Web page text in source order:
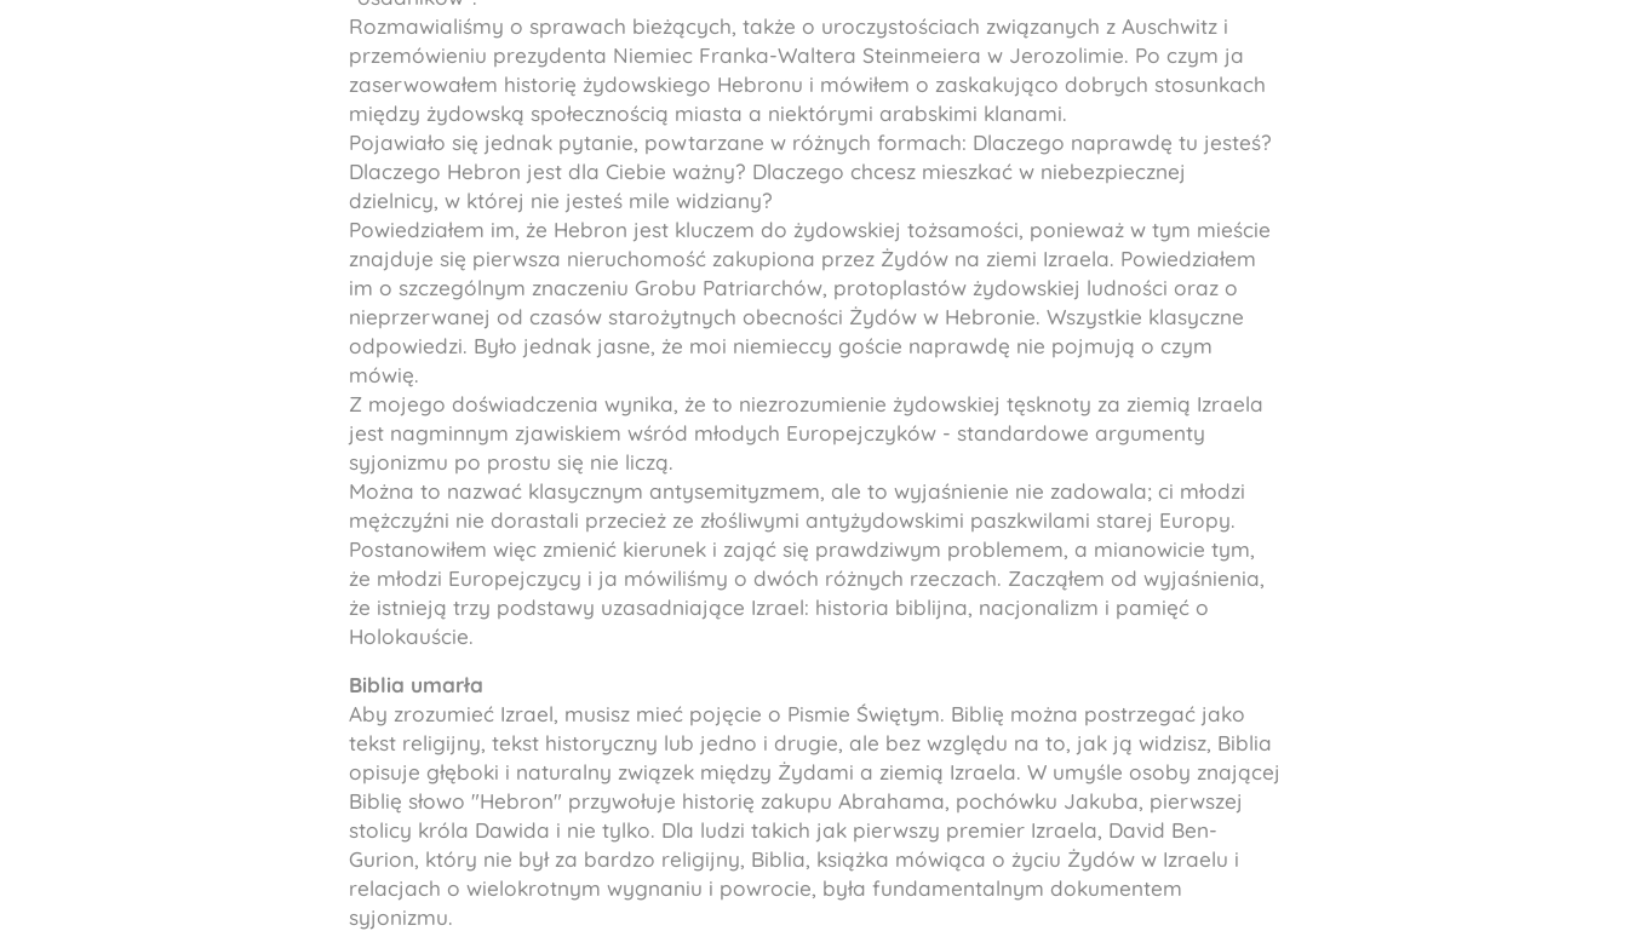
Rozmawialiśmy o sprawach bieżących, także o uroczystościach związanych z Auschwitz i
przemówieniu prezydenta Niemiec Franka-Waltera Steinmeiera w Jerozolimie. Po czym ja
zaserwowałem historię żydowskiego Hebronu i mówiłem o zaskakująco dobrych stosunkach
między żydowską społecznością miasta a niektórymi arabskimi klanami.
Pojawiało się jednak pytanie, powtarzane w różnych formach: Dlaczego naprawdę tu jesteś?
Dlaczego Hebron jest dla Ciebie ważny? Dlaczego chcesz mieszkać w niebezpiecznej
dzielnicy, w której nie jesteś mile widziany?
Powiedziałem im, że Hebron jest kluczem do żydowskiej tożsamości, ponieważ w tym mieście
znajduje się pierwsza nieruchomość zakupiona przez Żydów na ziemi Izraela. Powiedziałem
im o szczególnym znaczeniu Grobu Patriarchów, protoplastów żydowskiej ludności oraz o
nieprzerwanej od czasów starożytnych obecności Żydów w Hebronie. Wszystkie klasyczne
odpowiedzi. Było jednak jasne, że moi niemieccy goście naprawdę nie pojmują o czym
mówię.
Z mojego doświadczenia wynika, że to niezrozumienie żydowskiej tęsknoty za ziemią Izraela
jest nagminnym zjawiskiem wśród młodych Europejczyków - standardowe argumenty
syjonizmu po prostu się nie liczą.
Można to nazwać klasycznym antysemityzmem, ale to wyjaśnienie nie zadowala; ci młodzi
mężczyźni nie dorastali przecież ze złośliwymi antyżydowskimi paszkwilami starej Europy.
Postanowiłem więc zmienić kierunek i zająć się prawdziwym problemem, a mianowicie tym,
że młodzi Europejczycy i ja mówiliśmy o dwóch różnych rzeczach. Zacząłem od wyjaśnienia,
że istnieją trzy podstawy uzasadniające Izrael: historia biblijna, nacjonalizm i pamięć o
Holokauście.
Biblia umarła
Aby zrozumieć Izrael, musisz mieć pojęcie o Pismie Świętym. Biblię można postrzegać jako
tekst religijny, tekst historyczny lub jedno i drugie, ale bez względu na to, jak ją widzisz, Biblia
opisuje głęboki i naturalny związek między Żydami a ziemią Izraela. W umyśle osoby znającej
Biblię słowo "Hebron" przywołuje historię zakupu Abrahama, pochówku Jakuba, pierwszej
stolicy króla Dawida i nie tylko. Dla ludzi takich jak pierwszy premier Izraela, David Ben-
Gurion, który nie był za bardzo religijny, Biblia, książka mówiąca o życiu Żydów w Izraelu i
relacjach o wielokrotnym wygnaniu i powrocie, była fundamentalnym dokumentem
syjonizmu.